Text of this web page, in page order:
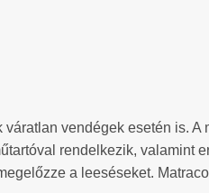
vendégek esetén is. A
rendelkezik, valamint
a leeséseket.